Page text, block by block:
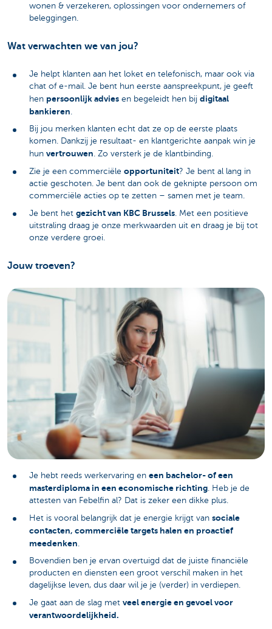
wonen & verzekeren, oplossingen voor ondernemers of
beleggingen.
Wat verwachten we van jou?
Je helpt klanten aan het loket en telefonisch, maar ook via
chat of e-mail. Je bent hun eerste aanspreekpunt, je geeft
hen persoonlijk advies en begeleidt hen bij digitaal
bankieren
Bij jou merken klanten echt dat ze op de eerste plaats
komen. Dankzij je resultaat- en klantgerichte aanpak win je
hun vertrouwen . Zo versterk je de klantbinding.
Zie je een commerciële opportuniteit? Je bent al lang in
actie geschoten. Je bent dan ook de geknipte persoon om
commerciële acties op te zetten – samen met je team.
Je bent het gezicht van KBC Brussels . Met een positieve
uitstraling draag je onze merkwaarden uit en draag je bij tot
onze verdere groei.
Jouw troeven?
Je hebt reeds werkervaring en een bachelor- of een
masterdiploma in een economische richting . Heb je de
attesten van Febelfin al? Dat is zeker een dikke plus.
Het is vooral belangrijk dat je energie krijgt van sociale
contacten, commerciële targets halen en proactief
meedenken
Bovendien ben je ervan overtuigd dat de juiste financiële
producten en diensten een groot verschil maken in het
dagelijkse leven, dus daar wil je je (verder) in verdiepen.
Je gaat aan de slag met veel energie en gevoel voor
verantwoordelijkheid.